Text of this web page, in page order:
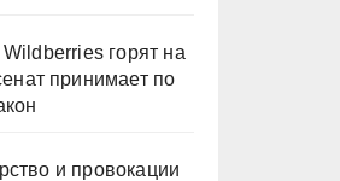
горят на
принимает по
и провокации